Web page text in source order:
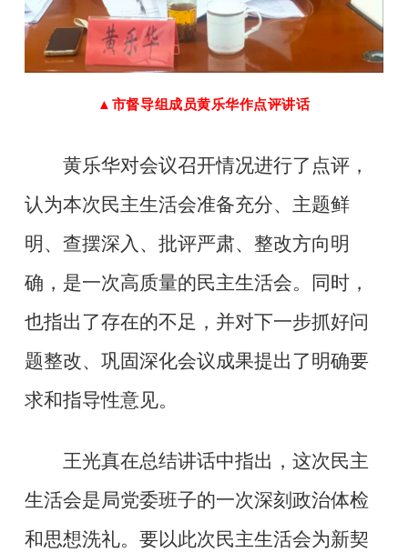
▲市督导组成员黄乐华作点评讲话
黄乐华对会议召开情况进行了点评，
认为本次民主生活会准备充分、主题鲜
明、查摆深入、批评严肃、整改方向明
确，是一次高质量的民主生活会。同时，
也指出了存在的不足，并对下一步抓好问
题整改、巩固深化会议成果提出了明确要
求和指导性意见。
王光真在总结讲话中指出，这次民主
生活会是局党委班子的一次深刻政治体检
和思想洗礼。要以此次民主生活会为新契